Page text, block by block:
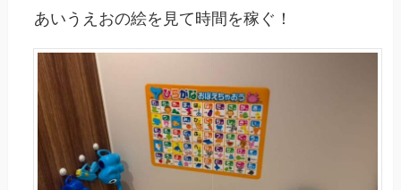
あいうえおの絵を見て時間を稼ぐ！